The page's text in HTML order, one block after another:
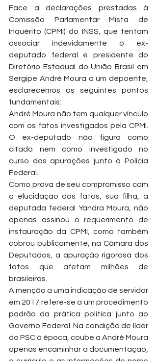
Face a declarações prestadas à
Comissão Parlamentar Mista de
Inquérito (CPMI) do INSS, que tentam
associar indevidamente o ex-
deputado federal e presidente do
Diretório Estadual do União Brasil em
Sergipe André Moura a um depoente,
esclarecemos os seguintes pontos
fundamentais:
André Moura não tem qualquer vínculo
com os fatos investigados pela CPMI.
O ex-deputado não figura como
citado nem como investigado no
curso das apurações junto à Polícia
Federal.
Como prova de seu compromisso com
a elucidação dos fatos, sua filha, a
deputada federal Yandra Moura, não
apenas assinou o requerimento de
instauração da CPMI, como também
cobrou publicamente, na Câmara dos
Deputados, a apuração rigorosa dos
fatos que afetam milhões de
brasileiros.
A menção a uma indicação de servidor
em 2017 refere-se a um procedimento
padrão da prática política junto ao
Governo Federal. Na condição de líder
do PSC à época, coube a André Moura
apenas encaminhar a documentação,